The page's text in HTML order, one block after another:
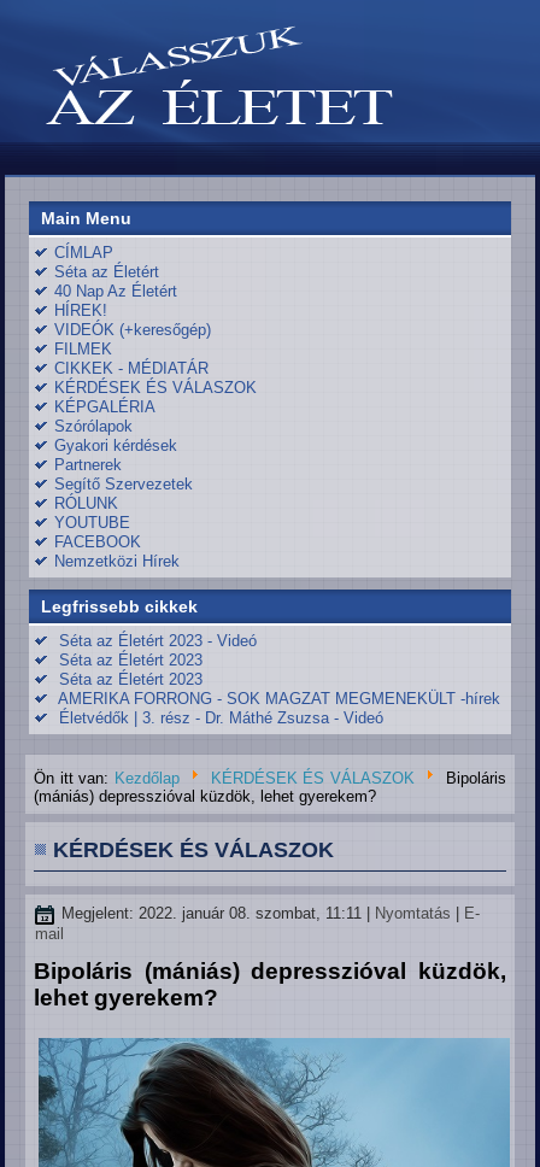
Main Menu
CÍMLAP
Séta az Életért
40 Nap Az Életért
HÍREK!
VIDEÓK (+keresőgép)
FILMEK
CIKKEK - MÉDIATÁR
KÉRDÉSEK ÉS VÁLASZOK
KÉPGALÉRIA
Szórólapok
Gyakori kérdések
Partnerek
Segítő Szervezetek
RÓLUNK
YOUTUBE
FACEBOOK
Nemzetközi Hírek
Legfrissebb cikkek
Séta az Életért 2023 - Videó
Séta az Életért 2023
Séta az Életért 2023
AMERIKA FORRONG - SOK MAGZAT MEGMENEKÜLT -hírek
Életvédők | 3. rész - Dr. Máthé Zsuzsa - Videó
Ön itt van: Kezdőlap KÉRDÉSEK ÉS VÁLASZOK
Bipoláris
(mániás) depresszióval küzdök, lehet gyerekem?
KÉRDÉSEK ÉS VÁLASZOK
Megjelent: 2022. január 08. szombat, 11:11 Nyomtatás
E-
mail
Bipoláris (mániás) depresszióval küzdök,
lehet gyerekem?